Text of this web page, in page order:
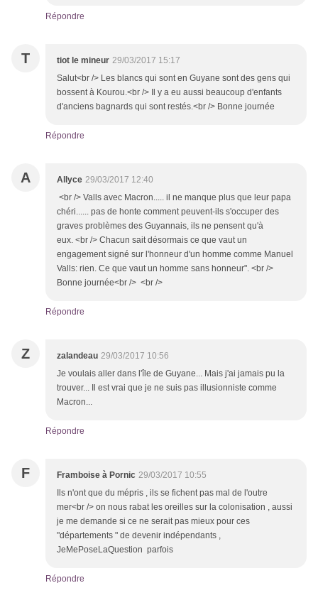
Répondre
T tiot le mineur 29/03/2017 15:17
Salut<br /> Les blancs qui sont en Guyane sont des gens qui
bossent à Kourou.<br /> Il y a eu aussi beaucoup d'enfants
d'anciens bagnards qui sont restés.<br /> Bonne journée
Répondre
A Allyce 29/03/2017 12:40
<br /> Valls avec Macron..... il ne manque plus que leur papa
chéri...... pas de honte comment peuvent-ils s'occuper des
graves problèmes des Guyannais, ils ne pensent qu'à
eux. <br /> Chacun sait désormais ce que vaut un
engagement signé sur l'honneur d'un homme comme Manuel
Valls: rien. Ce que vaut un homme sans honneur". <br />
Bonne journée<br /> <br />
Répondre
Z zalandeau 29/03/2017 10:56
Je voulais aller dans l'île de Guyane... Mais j'ai jamais pu la
trouver... Il est vrai que je ne suis pas illusionniste comme
Macron...
Répondre
F Framboise à Pornic 29/03/2017 10:55
Ils n'ont que du mépris , ils se fichent pas mal de l'outre
mer<br /> on nous rabat les oreilles sur la colonisation , aussi
je me demande si ce ne serait pas mieux pour ces
"départements " de devenir indépendants ,
JeMePoseLaQuestion parfois
Répondre